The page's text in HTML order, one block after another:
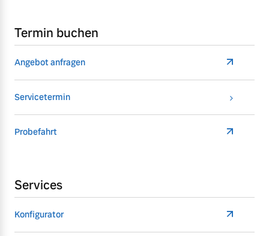
Termin buchen
Angebot anfragen
Servicetermin
Probefahrt
Services
Konfigurator